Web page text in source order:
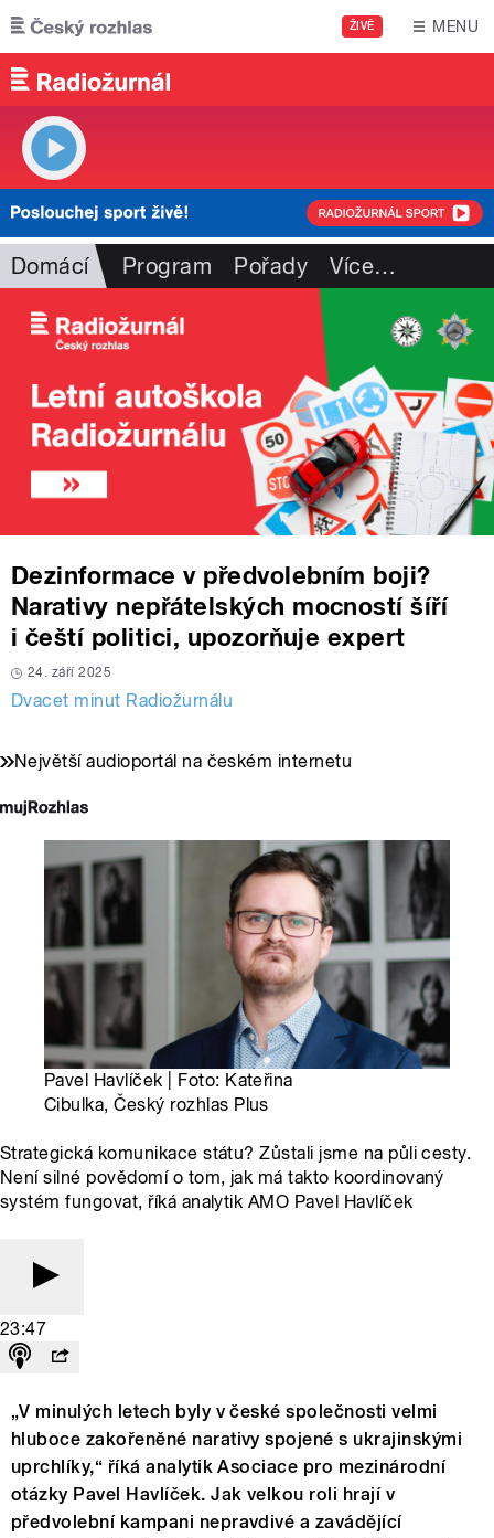
Přejít k hlavnímu obsahu
ŽIVĚ MENU
Domácí Program Pořady Více…
Dezinformace v předvolebním boji?
Narativy nepřátelských mocností šíří
i čeští politici, upozorňuje expert
24. září 2025
Dvacet minut Radiožurnálu
Největší audioportál na českém internetu
Pavel Havlíček | Foto: Kateřina
Cibulka, Český rozhlas Plus
Strategická komunikace státu? Zůstali jsme na půli cesty.
Není silné povědomí o tom, jak má takto koordinovaný
systém fungovat, říká analytik AMO Pavel Havlíček
23:47
„V minulých letech byly v české společnosti velmi
hluboce zakořeněné narativy spojené s ukrajinskými
uprchlíky,“ říká analytik Asociace pro mezinárodní
otázky Pavel Havlíček. Jak velkou roli hrají v
předvolební kampani nepravdivé a zavádějící